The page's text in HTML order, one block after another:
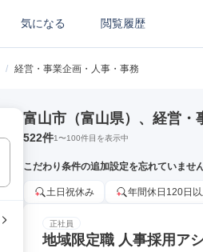
気になる 閲覧履歴
/ 経営・事業企画・人事・事務
富山市（富山県）、経営・
522件1〜100件目を表示中
こだわり条件の追加設定を忘れていませ
土日祝休み 年間休日120日
正社員
地域限定職 人事採用ア